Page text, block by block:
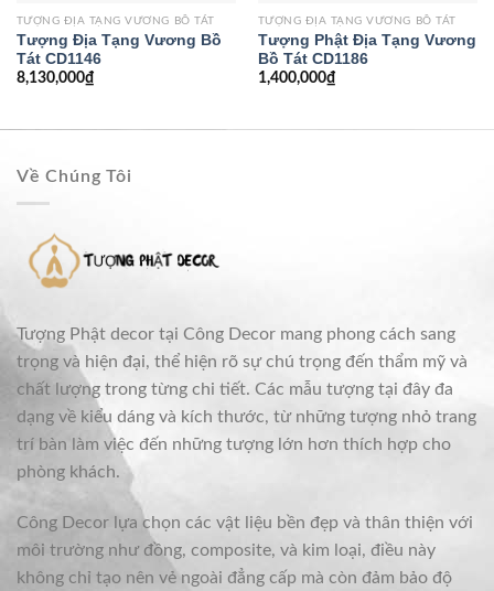
TƯỢNG ĐỊA TẠNG VƯƠNG BỒ TÁT
Tượng Địa Tạng Vương Bồ
Tát CD1146
8,130,000₫
TƯỢNG ĐỊA TẠNG VƯƠNG BỒ TÁT
Tượng Phật Địa Tạng Vương
Bồ Tát CD1186
1,400,000₫
Về Chúng Tôi
Tượng Phật decor tại Công Decor mang phong cách sang
trọng và hiện đại, thể hiện rõ sự chú trọng đến thẩm mỹ và
chất lượng trong từng chi tiết. Các mẫu tượng tại đây đa
dạng về kiểu dáng và kích thước, từ những tượng nhỏ trang
trí bàn làm việc đến những tượng lớn hơn thích hợp cho
phòng khách.
Công Decor lựa chọn các vật liệu bền đẹp và thân thiện với
môi trường như đồng, composite, và kim loại, điều này
không chỉ tạo nên vẻ ngoài đẳng cấp mà còn đảm bảo độ